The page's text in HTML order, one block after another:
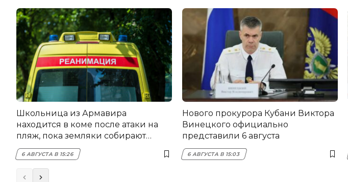
Школьница из Армавира
находится в коме после атаки на
пляж, пока земляки собирают
помощь
6 АВГУСТА В 15:26
Нового прокурора Кубани Виктора
Винецкого официально
представили 6 августа
6 АВГУСТА В 15:03